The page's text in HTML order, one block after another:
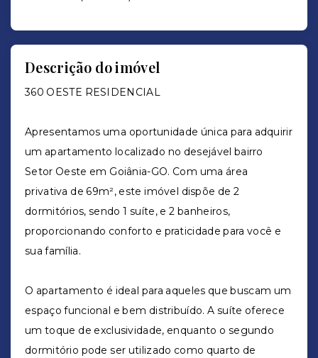
Descrição do imóvel
360 OESTE RESIDENCIAL
Apresentamos uma oportunidade única para adquirir
um apartamento localizado no desejável bairro
Setor Oeste em Goiânia-GO. Com uma área
privativa de 69m², este imóvel dispõe de 2
dormitórios, sendo 1 suíte, e 2 banheiros,
proporcionando conforto e praticidade para você e
sua família.
O apartamento é ideal para aqueles que buscam um
espaço funcional e bem distribuído. A suíte oferece
um toque de exclusividade, enquanto o segundo
dormitório pode ser utilizado como quarto de